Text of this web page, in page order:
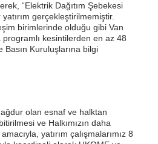
“Elektrik Dağıtım Şebekesi
gerçekleştirilmemiştir.
birimlerinde olduğu gibi Van
kesintilerden en az 48
Kuruluşlarına bilgi
olan esnaf ve halktan
ve Halkımızın daha
yatırım çalışmalarımız 8